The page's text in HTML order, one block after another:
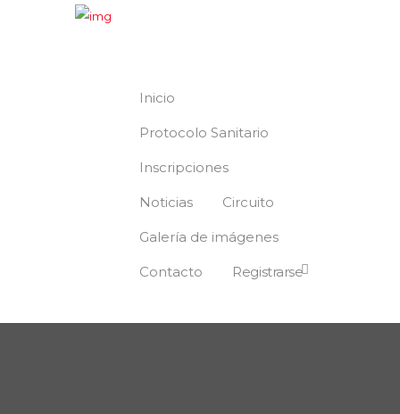
Inicio
Protocolo Sanitario
Inscripciones
Noticias Circuito
Galería de imágenes
Contacto Registrarse